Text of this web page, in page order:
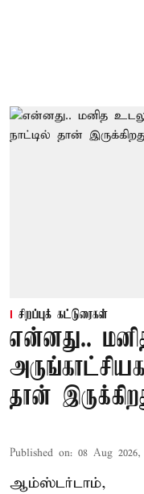
சிறப்புக் கட்டுரைகள்
என்னது..
தான்
Published on: 08 Aug
ஆம்ஸ்டர்டாம்,